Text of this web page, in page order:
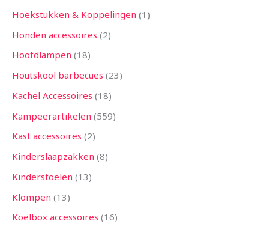
Hoekstukken & Koppelingen 1
Honden accessoires 2
Hoofdlampen 18
Houtskool barbecues 23
Kachel Accessoires 18
Kampeerartikelen 559
Kast accessoires 2
Kinderslaapzakken 8
Kinderstoelen 13
Klompen 13
Koelbox accessoires 16